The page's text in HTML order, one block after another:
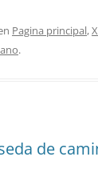
Pagina principal,
.
de